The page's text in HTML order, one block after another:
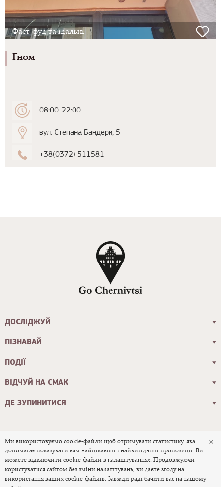
Фаст-фуд та їдальні
Гном
08:00-22:00
вул. Степана Бандери, 5
+38(0372) 511581
ДОСЛІДЖУЙ
ПІЗНАВАЙ
ПОДІЇ
ВІДЧУЙ НА СМАК
ДЕ ЗУПИНИТИСЯ
© 2026 Офіційний туристичний сайт
міста Чернівці
×
Ми використовуємо cookie-файли щоб отримувати статистику, яка
допомагає показувати вам найцікавіші і найвигідніші пропозиції. Ви
можете відключити cookie-файли в налаштуваннях. Продовжуючи
користуватися сайтом без зміни налаштувань, ви даєте згоду на
використання ваших cookie-файлів. Завжди раді бачити вас на нашому